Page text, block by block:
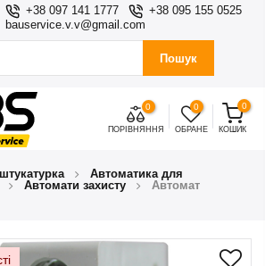
+38 097 141 1777
+38 095 155 0525
bauservice.v.v@gmail.com
Пошук
0
ПОРІВНЯННЯ
0
ОБРАНЕ
0
КОШИК
Автоматика для
Автомати захисту
Автомат